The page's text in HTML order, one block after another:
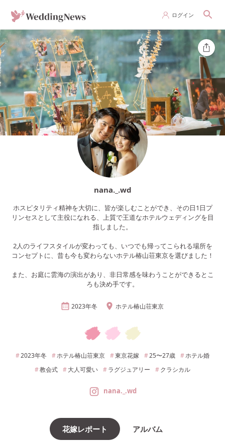
ログイン
nana._.wd
ホスピタリティ精神を大切に、皆が楽しむことができ、その日1日プ
リンセスとして主役になれる、上質で王道なホテルウェディングを目
指しました。
2人のライフスタイルが変わっても、いつでも帰ってこられる場所を
コンセプトに、昔も今も変わらないホテル椿山荘東京を選びました！
また、お庭に雲海の演出があり、非日常感を味わうことができるとこ
ろも決め手です。
2023年冬 ホテル椿山荘東京
2023年冬 ホテル椿山荘東京 東京花嫁 25〜27歳
ホテル婚
教会式
大人可愛い ラグジュアリー クラシカル
nana._.wd
花嫁レポート アルバム